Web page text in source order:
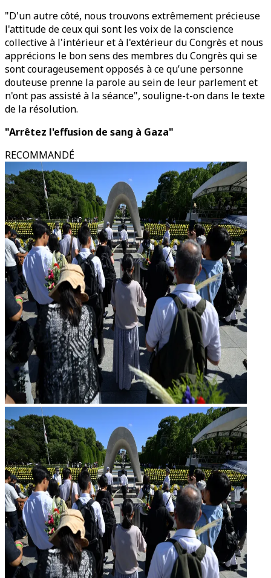
"D'un autre côté, nous trouvons extrêmement précieuse
l'attitude de ceux qui sont les voix de la conscience
collective à l'intérieur et à l'extérieur du Congrès et nous
apprécions le bon sens des membres du Congrès qui se
sont courageusement opposés à ce qu’une personne
douteuse prenne la parole au sein de leur parlement et
n'ont pas assisté à la séance", souligne-t-on dans le texte
de la résolution.
"Arrêtez l'effusion de sang à Gaza"
RECOMMANDÉ